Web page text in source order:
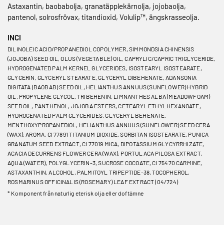
Astaxantin, baobabolja, granatäpplekärnolja, jojobaolja,
pantenol, solrosfrövax, titandioxid, Volulip™, ängskrasseolja.
INCI
DILINOLEIC ACID/PROPANEDIOL COPOLYMER, SIMMONDSIA CHINENSIS
(JOJOBA) SEED OIL, OLUS (VEGETABLE) OIL, CAPRYLIC/CAPRIC TRIGLYCERIDE,
HYDROGENATED PALM KERNEL GLYCERIDES, ISOSTEARYL ISOSTEARATE,
GLYCERIN, GLYCERYL STEARATE, GLYCERYL DIBEHENATE, ADANSONIA
DIGITATA (BAOBAB) SEED OIL, HELIANTHUS ANNUUS (SUNFLOWER) HYBRID
OIL, PROPYLENE GLYCOL, TRIBEHENIN, LIMNANTHES ALBA (MEADOWFOAM)
SEED OIL, PANTHENOL, JOJOBA ESTERS, CETEARYL ETHYLHEXANOATE,
HYDROGENATED PALM GLYCERIDES, GLYCERYL BEHENATE,
MENTHOXYPROPANEDIOL, HELIANTHUS ANNUUS (SUNFLOWER) SEED CERA
(WAX), AROMA, CI 77891 TITANIUM DIOXIDE, SORBITAN ISOSTEARATE, PUNICA
GRANATUM SEED EXTRACT, CI 77019 MICA, DIPOTASSIUM GLYCYRRHIZATE,
ACACIA DECURRENS FLOWER CERA (WAX), PORTULACA PILOSA EXTRACT,
AQUA (WATER), POLYGLYCERIN-3, SUCROSE COCOATE, CI 75470 CARMINE,
ASTAXANTHIN, ALCOHOL, PALMITOYL TRIPEPTIDE-38, TOCOPHEROL,
ROSMARINUS OFFICINALIS (ROSEMARY) LEAF EXTRACT (04/724)
* Komponent från naturlig eterisk olja eller doftämne